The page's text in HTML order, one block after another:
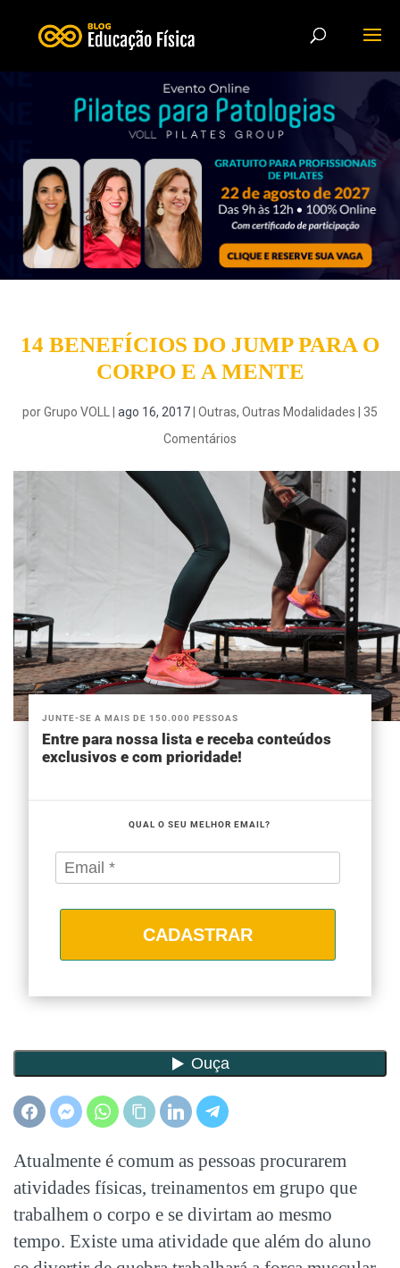
14 BENEFÍCIOS DO JUMP PARA O
CORPO E A MENTE
porGrupo VOLL ago 16, 2017 Outras, Outras Modalidades
35
Comentários
JUNTE-SE A MAIS DE 150.000 PESSOAS
Entre para nossa lista e receba conteúdos
exclusivos e com prioridade!
QUAL O SEU MELHOR EMAIL?
CADASTRAR
Atualmente é comum as pessoas procurarem
atividades físicas, treinamentos em grupo que
trabalhem o corpo e se divirtam ao mesmo
tempo. Existe uma atividade que além do aluno